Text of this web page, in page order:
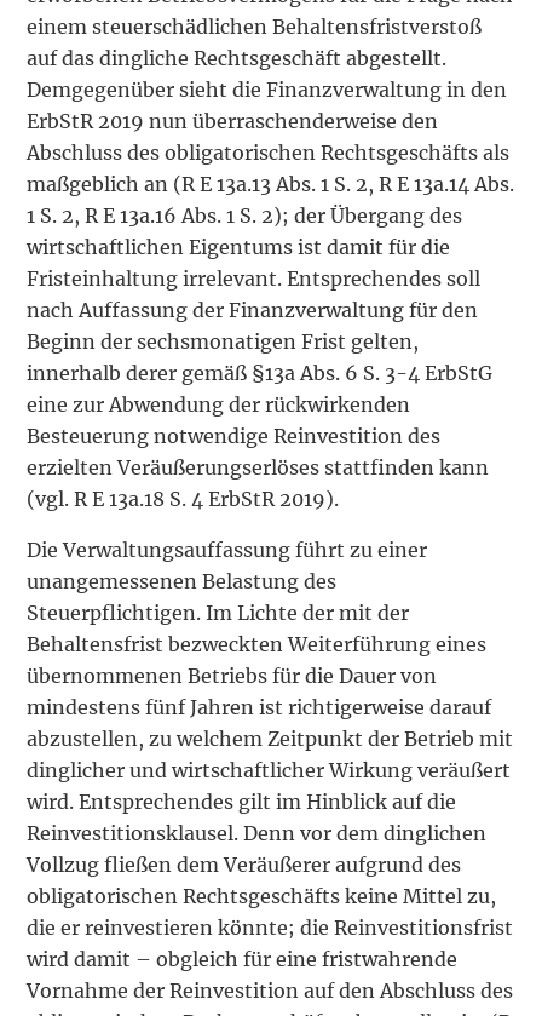
einem steuerschädlichen Behaltensfristverstoß
auf das dingliche Rechtsgeschäft abgestellt.
Demgegenüber sieht die Finanzverwaltung in den
ErbStR 2019 nun überraschenderweise den
Abschluss des obligatorischen Rechtsgeschäfts als
maßgeblich an (R E 13a.13 Abs. 1 S. 2, R E 13a.14 Abs.
1 S. 2, R E 13a.16 Abs. 1 S. 2); der Übergang des
wirtschaftlichen Eigentums ist damit für die
Fristeinhaltung irrelevant. Entsprechendes soll
nach Auffassung der Finanzverwaltung für den
Beginn der sechsmonatigen Frist gelten,
innerhalb derer gemäß §13a Abs. 6 S. 3-4 ErbStG
eine zur Abwendung der rückwirkenden
Besteuerung notwendige Reinvestition des
erzielten Veräußerungserlöses stattfinden kann
(vgl. R E 13a.18 S. 4 ErbStR 2019).
Die Verwaltungsauffassung führt zu einer
unangemessenen Belastung des
Steuerpflichtigen. Im Lichte der mit der
Behaltensfrist bezweckten Weiterführung eines
übernommenen Betriebs für die Dauer von
mindestens fünf Jahren ist richtigerweise darauf
abzustellen, zu welchem Zeitpunkt der Betrieb mit
dinglicher und wirtschaftlicher Wirkung veräußert
wird. Entsprechendes gilt im Hinblick auf die
Reinvestitionsklausel. Denn vor dem dinglichen
Vollzug fließen dem Veräußerer aufgrund des
obligatorischen Rechtsgeschäfts keine Mittel zu,
die er reinvestieren könnte; die Reinvestitionsfrist
wird damit – obgleich für eine fristwahrende
Vornahme der Reinvestition auf den Abschluss des